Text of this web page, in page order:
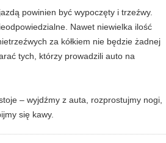
powinien być wypoczęty i trzeźwy.
Nawet niewielka ilość
za kółkiem nie będzie żadnej
tych, którzy prowadzili auto na
– wyjdźmy z auta, rozprostujmy nogi,
się kawy.